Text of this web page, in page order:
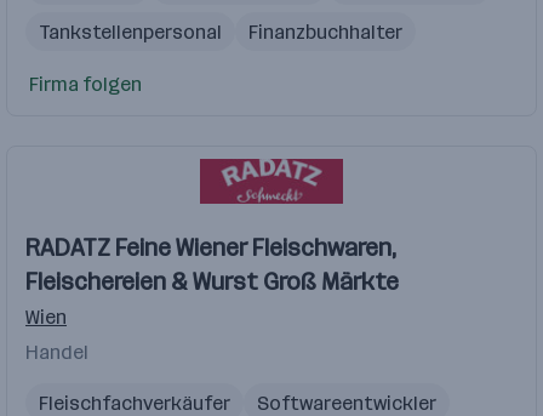
Tankstellenpersonal
Finanzbuchhalter
Firma folgen
RADATZ Feine Wiener Fleischwaren,
Fleischereien & Wurst Groß Märkte
Wien
Handel
Fleischfachverkäufer
Softwareentwickler